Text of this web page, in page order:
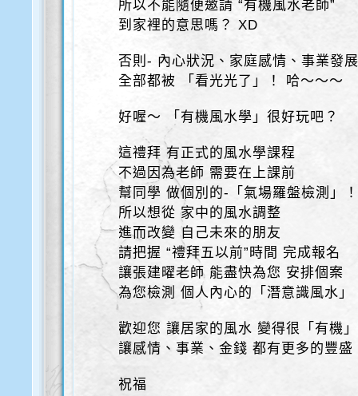
所以不能隨便邀請 “有機風水老師”
到家裡的意思嗎？ XD
否則- 內心狀況、家庭感情、事業發
全部都被 「看光光了」！ 哈～～～
好喔～ 「有機風水學」很好玩吧？
這禮拜 有正式的風水學課程
不過因為老師 需要在上課前
幫同學 做個別的-「氣場羅盤檢測」
所以想從 家中的風水調整
進而改變 自己未來的朋友
請把握 “禮拜五以前”時間 完成報名
讓張建曜老師 能盡快為您 安排個案
為您檢測 個人內心的「潛意識風水」
歡迎您 讓居家的風水 變得很「有機」
讓感情、事業、金錢 都有更多的豐盛
祝福